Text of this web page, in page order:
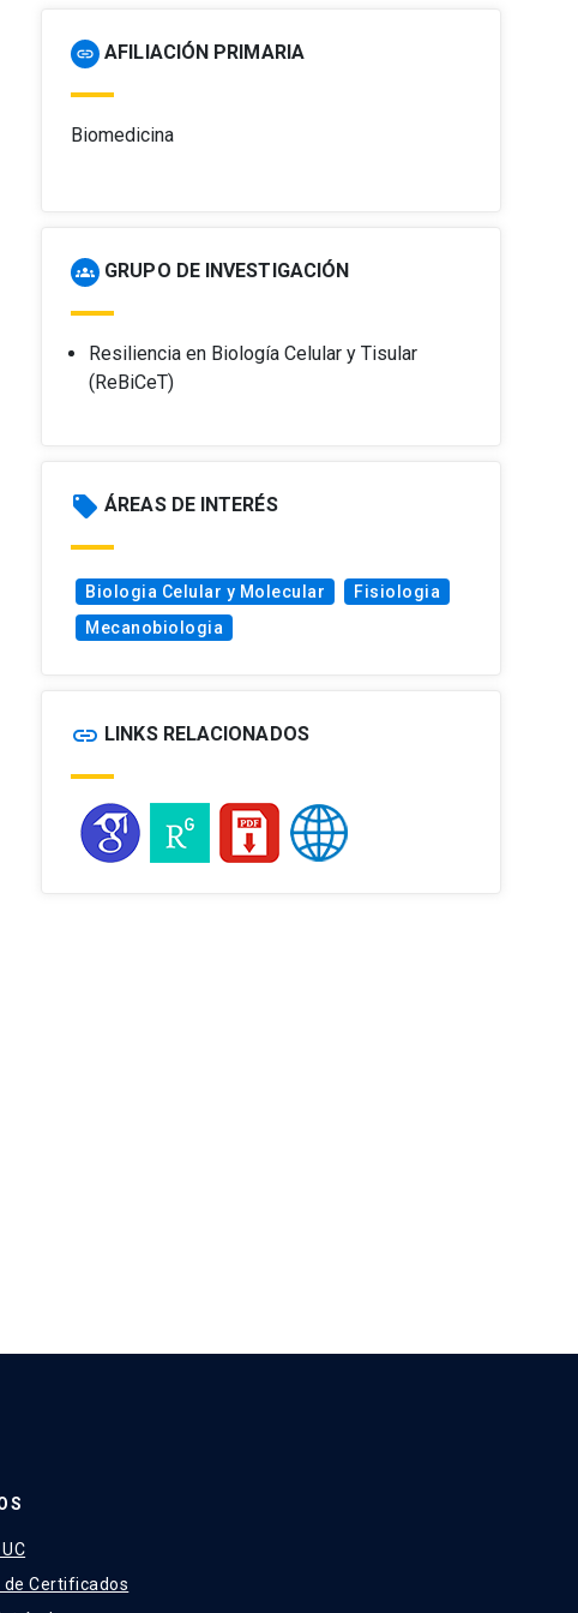
link AFILIACIÓN PRIMARIA
Biomedicina
groups GRUPO DE INVESTIGACIÓN
Resiliencia en Biología Celular y Tisular
(ReBiCeT)
local_offer ÁREAS DE INTERÉS
Biologia Celular y Molecular
Fisiologia
Mecanobiologia
link LINKS RELACIONADOS
de Certificados